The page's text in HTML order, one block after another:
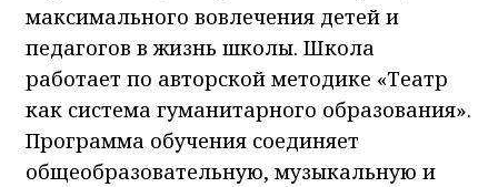
максимального вовлечения детей и
педагогов в жизнь школы. Школа
работает по авторской методике «Театр
как система гуманитарного образования».
Программа обучения соединяет
общеобразовательную, музыкальную и